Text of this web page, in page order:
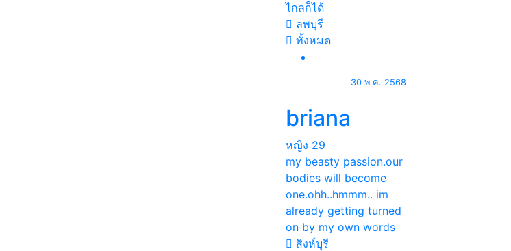
ไกลก็ได้
ลพบุรี
ทั้งหมด
30 พ.ค. 2568
briana
หญิง 29
my beasty passion.our
bodies will become
one.ohh..hmmm.. im
already getting turned
on by my own words
สิงห์บุรี